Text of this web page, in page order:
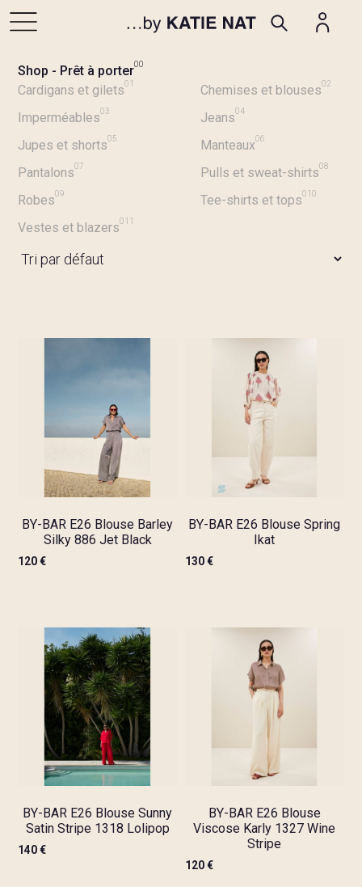
Shop - Prêt à porter00
Cardigans et gilets01 Chemises et blouses02
Imperméables03 Jeans04
Jupes et shorts05 Manteaux06
Pantalons07 Pulls et sweat-shirts08
Robes09 Tee-shirts et tops010
Vestes et blazers011
BY-BAR E26 Blouse Barley
Silky 886 Jet Black
120€
BY-BAR E26 Blouse Spring
Ikat
130€
BY-BAR E26 Blouse Sunny
Satin Stripe 1318 Lolipop
140€
BY-BAR E26 Blouse
Viscose Karly 1327 Wine
Stripe
120€